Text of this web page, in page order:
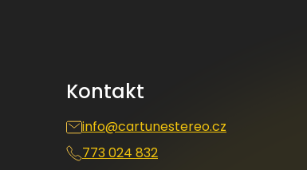
Kontakt
info@cartunestereo.cz
773 024 832